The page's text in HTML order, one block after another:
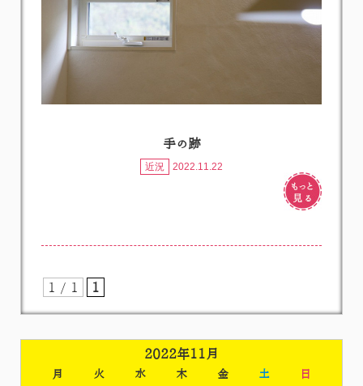
手の跡
近況 2022.11.22
1 / 1 1
2022年11月
月 火 水 木 金 土 日